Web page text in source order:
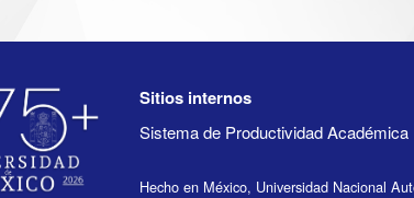
Sitios internos
Sistema de Productividad Académica
Hecho en México, Universidad Nacional